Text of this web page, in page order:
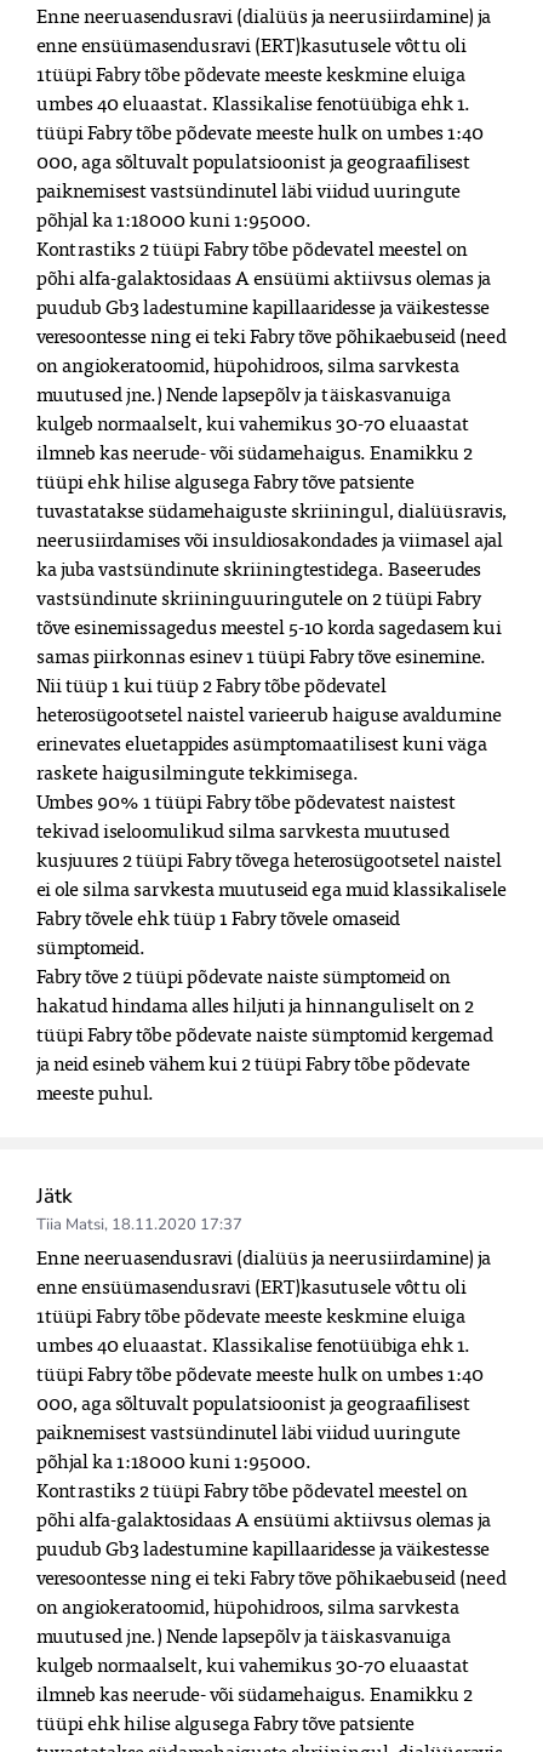
Enne neeruasendusravi (dialüüs ja neerusiirdamine) ja
enne ensüümasendusravi (ERT)kasutusele vôttu oli
1tüüpi Fabry tõbe põdevate meeste keskmine eluiga
umbes 40 eluaastat. Klassikalise fenotüübiga ehk 1.
tüüpi Fabry tõbe põdevate meeste hulk on umbes 1:40
000, aga sõltuvalt populatsioonist ja geograafilisest
paiknemisest vastsündinutel läbi viidud uuringute
põhjal ka 1:18000 kuni 1:95000.
Kontrastiks 2 tüüpi Fabry tõbe põdevatel meestel on
põhi alfa-galaktosidaas A ensüümi aktiivsus olemas ja
puudub Gb3 ladestumine kapillaaridesse ja väikestesse
veresoontesse ning ei teki Fabry tõve põhikaebuseid (need
on angiokeratoomid, hüpohidroos, silma sarvkesta
muutused jne.) Nende lapsepõlv ja täiskasvanuiga
kulgeb normaalselt, kui vahemikus 30-70 eluaastat
ilmneb kas neerude- või südamehaigus. Enamikku 2
tüüpi ehk hilise algusega Fabry tõve patsiente
tuvastatakse südamehaiguste skriiningul, dialüüsravis,
neerusiirdamises või insuldiosakondades ja viimasel ajal
ka juba vastsündinute skriiningtestidega. Baseerudes
vastsündinute skriininguuringutele on 2 tüüpi Fabry
tõve esinemissagedus meestel 5-10 korda sagedasem kui
samas piirkonnas esinev 1 tüüpi Fabry tõve esinemine.
Nii tüüp 1 kui tüüp 2 Fabry tõbe põdevatel
heterosügootsetel naistel varieerub haiguse avaldumine
erinevates eluetappides asümptomaatilisest kuni väga
raskete haigusilmingute tekkimisega.
Umbes 90% 1 tüüpi Fabry tõbe põdevatest naistest
tekivad iseloomulikud silma sarvkesta muutused
kusjuures 2 tüüpi Fabry tõvega heterosügootsetel naistel
ei ole silma sarvkesta muutuseid ega muid klassikalisele
Fabry tõvele ehk tüüp 1 Fabry tõvele omaseid
sümptomeid.
Fabry tõve 2 tüüpi põdevate naiste sümptomeid on
hakatud hindama alles hiljuti ja hinnanguliselt on 2
tüüpi Fabry tõbe põdevate naiste sümptomid kergemad
ja neid esineb vähem kui 2 tüüpi Fabry tõbe põdevate
meeste puhul.
Jätk
Tiia Matsi, 18.11.2020 17:37
Enne neeruasendusravi (dialüüs ja neerusiirdamine) ja
enne ensüümasendusravi (ERT)kasutusele vôttu oli
1tüüpi Fabry tõbe põdevate meeste keskmine eluiga
umbes 40 eluaastat. Klassikalise fenotüübiga ehk 1.
tüüpi Fabry tõbe põdevate meeste hulk on umbes 1:40
000, aga sõltuvalt populatsioonist ja geograafilisest
paiknemisest vastsündinutel läbi viidud uuringute
põhjal ka 1:18000 kuni 1:95000.
Kontrastiks 2 tüüpi Fabry tõbe põdevatel meestel on
põhi alfa-galaktosidaas A ensüümi aktiivsus olemas ja
puudub Gb3 ladestumine kapillaaridesse ja väikestesse
veresoontesse ning ei teki Fabry tõve põhikaebuseid (need
on angiokeratoomid, hüpohidroos, silma sarvkesta
muutused jne.) Nende lapsepõlv ja täiskasvanuiga
kulgeb normaalselt, kui vahemikus 30-70 eluaastat
ilmneb kas neerude- või südamehaigus. Enamikku 2
tüüpi ehk hilise algusega Fabry tõve patsiente